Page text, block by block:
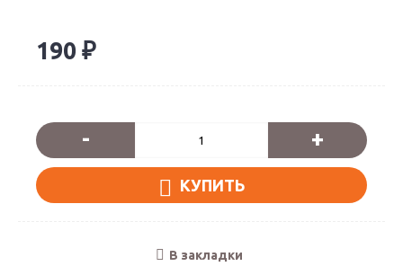
190 ₽
- +
КУПИТЬ
В закладки